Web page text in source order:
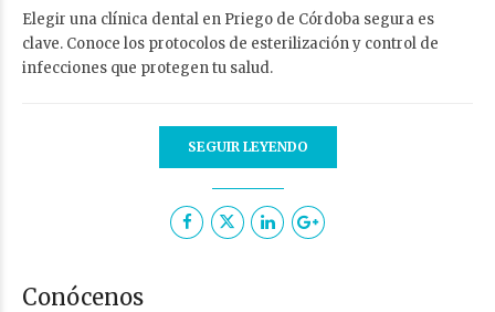
Elegir una clínica dental en Priego de Córdoba segura es
clave. Conoce los protocolos de esterilización y control de
infecciones que protegen tu salud.
SEGUIR LEYENDO
Conócenos